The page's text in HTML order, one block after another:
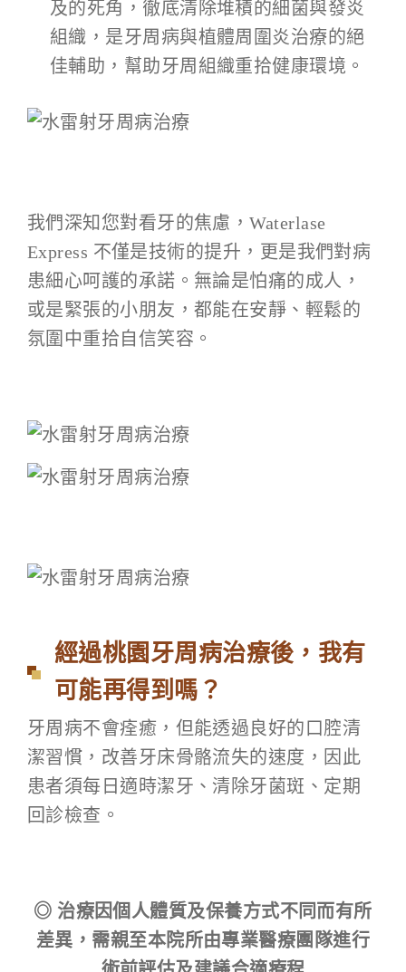
及的死角，徹底清除堆積的細菌與發炎
組織，是牙周病與植體周圍炎治療的絕
佳輔助，幫助牙周組織重拾健康環境。
我們深知您對看牙的焦慮，Waterlase
Express 不僅是技術的提升，更是我們對病
患細心呵護的承諾。無論是怕痛的成人，
或是緊張的小朋友，都能在安靜、輕鬆的
氛圍中重拾自信笑容。
經過桃園牙周病治療後，我有
可能再得到嗎？
牙周病不會痊癒，但能透過良好的口腔清
潔習慣，改善牙床骨骼流失的速度，因此
患者須每日適時潔牙、清除牙菌斑、定期
回診檢查。
◎ 治療因個人體質及保養方式不同而有所
差異，需親至本院所由專業醫療團隊進行